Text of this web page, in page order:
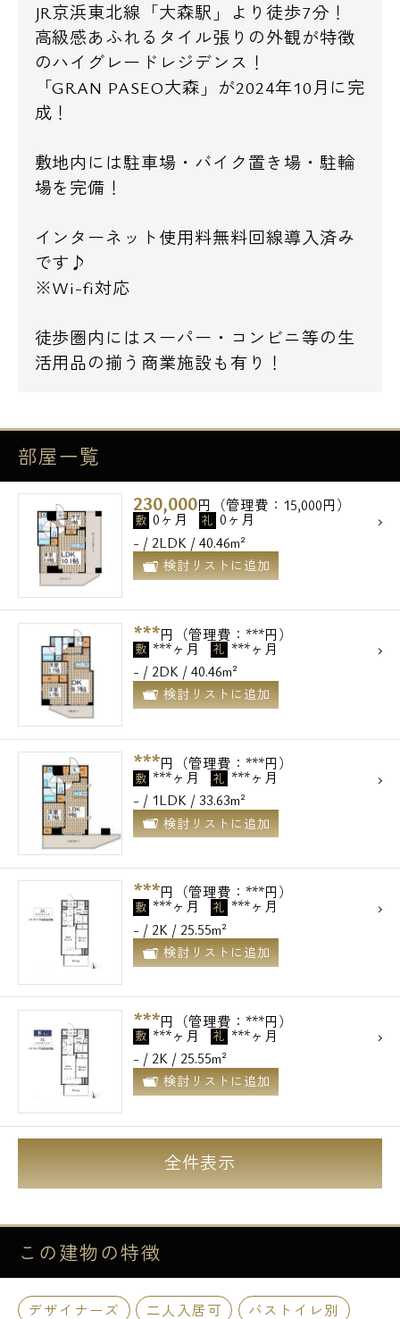
JR京浜東北線「大森駅」より徒歩7分！
高級感あふれるタイル張りの外観が特徴
のハイグレードレジデンス！
「GRAN PASEO大森」が2024年10月に完
成！
敷地内には駐車場・バイク置き場・駐輪
場を完備！
インターネット使用料無料回線導入済み
です♪
※Wi-fi対応
徒歩圏内にはスーパー・コンビニ等の生
活用品の揃う商業施設も有り！
部屋一覧
230,000円（管理費：15,000円）
敷 0ヶ月 礼 0ヶ月
- / 2LDK / 40.46m²
検討リストに追加
***円（管理費：***円）
敷 ***ヶ月 礼 ***ヶ月
- / 2DK / 40.46m²
検討リストに追加
***円（管理費：***円）
敷 ***ヶ月 礼 ***ヶ月
- / 1LDK / 33.63m²
検討リストに追加
***円（管理費：***円）
敷 ***ヶ月 礼 ***ヶ月
- / 2K / 25.55m²
検討リストに追加
***円（管理費：***円）
敷 ***ヶ月 礼 ***ヶ月
- / 2K / 25.55m²
検討リストに追加
全件表示
この建物の特徴
デザイナーズ 二人入居可 バストイレ別